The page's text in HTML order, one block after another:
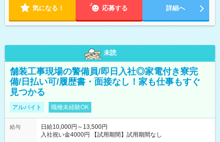
気になる！ 応募する 詳細へ
未読
舗装工事現場の警備員/即日入社◎家電付き寮完
備/日払い可/履歴書・面接なし！家も仕事もすぐ
見つかる
アルバイト 職種未経験OK
給与
日給10,000円～13,500円
入社祝い金4000円 【試用期間】試用期間なし